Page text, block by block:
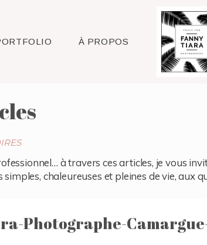
À PROPOS
à travers ces articles, je vous
chaleureuses et pleines de vie, aux
Photographe-